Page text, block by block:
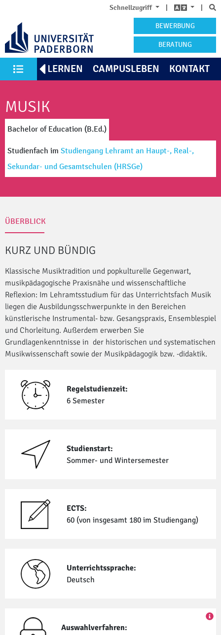
Schnellzugriff | |
BEWERBUNG
BERATUNG
Alle Studiengänge
KENNENLERNEN CAMPUSLEBEN KONTAKT
MUSIK
Bachelor of Education (B.Ed.)
Studienfach im Studiengang Lehramt an Haupt-, Real-,
Sekundar- und Gesamtschulen (HRSGe)
ÜBERBLICK
KURZ UND BÜNDIG
Klassische Musiktradition und popkulturelle Gegenwart,
musikpädagogische Praxisnähe und wissenschaftliche
Reflexion: Im Lehramtsstudium für das Unterrichtsfach Musik
liegen die Ausbildungsschwerpunkte in den Bereichen
künstlerische Instrumental- bzw. Gesangspraxis, Ensemblespiel
und Chorleitung. Außerdem erwerben Sie
Grundlagenkenntnisse in der historischen und systematischen
Musikwissenschaft sowie der Musikpädagogik bzw. -didaktik.
Regelstudienzeit:
6 Semester
Studienstart:
Sommer- und Winter­semester
ECTS:
60 (von insgesamt 180 im Studiengang)
Unterrichtssprache:
Deutsch
Auswahlverfahren: